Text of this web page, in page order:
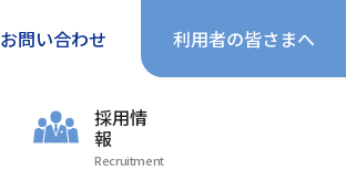
お問い合わせ 利用者の皆さまへ
採用情
報
Recruitment